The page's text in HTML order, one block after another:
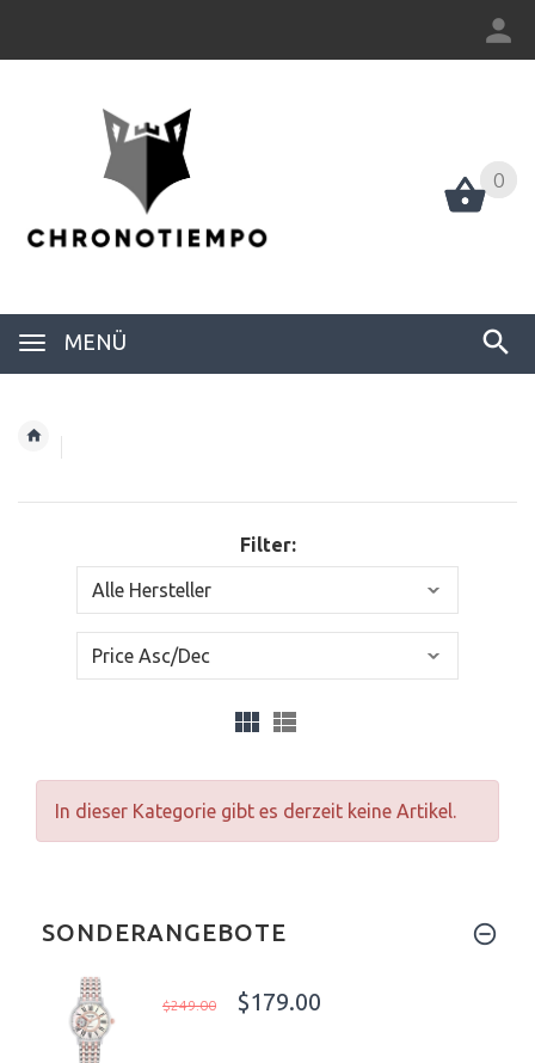
0
MENÜ
0
Filter:
In dieser Kategorie gibt es derzeit keine Artikel.
SONDERANGEBOTE
$249.00 $179.00